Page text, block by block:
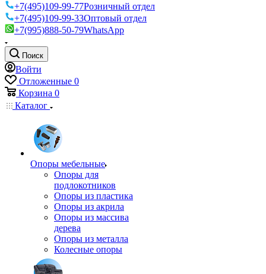
+7(495)109-99-77Розничный отдел
+7(495)109-99-33Оптовый отдел
+7(995)888-50-79WhatsApp
Поиск
Войти
Отложенные 0
Корзина 0
Каталог
Опоры мебельные
Опоры для
подлокотников
Опоры из пластика
Опоры из акрила
Опоры из массива
дерева
Опоры из металла
Колесные опоры